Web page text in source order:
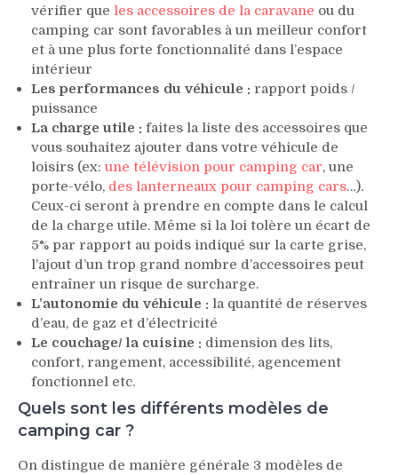
vérifier que les accessoires de la caravane ou du
camping car sont favorables à un meilleur confort
et à une plus forte fonctionnalité dans l’espace
intérieur
Les performances du véhicule : rapport poids /
puissance
La charge utile : faites la liste des accessoires que
vous souhaitez ajouter dans votre véhicule de
loisirs (ex: une télévision pour camping car, une
porte-vélo, des lanterneaux pour camping cars…).
Ceux-ci seront à prendre en compte dans le calcul
de la charge utile. Même si la loi tolère un écart de
5% par rapport au poids indiqué sur la carte grise,
l’ajout d’un trop grand nombre d’accessoires peut
entraîner un risque de surcharge.
L’autonomie du véhicule : la quantité de réserves
d’eau, de gaz et d’électricité
Le couchage/ la cuisine : dimension des lits,
confort, rangement, accessibilité, agencement
fonctionnel etc.
Quels sont les différents modèles de
camping car ?
On distingue de manière générale 3 modèles de